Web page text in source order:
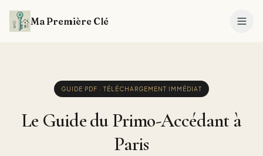
Ma Première Clé
GUIDE PDF · TÉLÉCHARGEMENT IMMÉDIAT
Le Guide du Primo-Accédant à
Paris